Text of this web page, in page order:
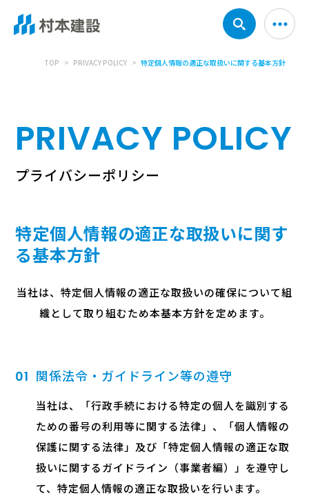
TOP PRIVACY POLICY 特定個人情報の適正な取扱いに関する基本方針
PRIVACY POLICY
プライバシーポリシー
特定個人情報の適正な取扱いに関す
る基本方針
当社は、特定個人情報の適正な取扱いの確保について組
織として取り組むため本基本方針を定めます。
01 関係法令・ガイドライン等の遵守
当社は、「行政手続における特定の個人を識別する
ための番号の利用等に関する法律」、「個人情報の
保護に関する法律」及び「特定個人情報の適正な取
扱いに関するガイドライン（事業者編）」を遵守し
て、特定個人情報の適正な取扱いを行います。